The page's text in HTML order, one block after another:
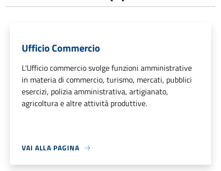
Ufficio Commercio
L'Ufficio commercio svolge funzioni amministrative
in materia di commercio, turismo, mercati, pubblici
esercizi, polizia amministrativa, artigianato,
agricoltura e altre attività produttive.
VAI ALLA PAGINA